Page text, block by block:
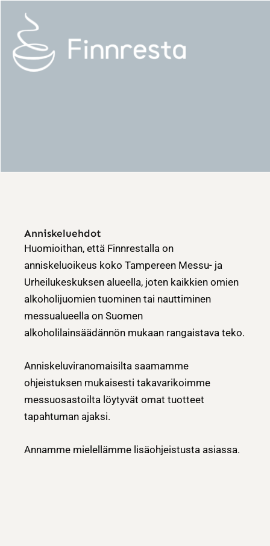
sisältöön
Anniskeluehdot
Huomioithan, että Finnrestalla on
anniskeluoikeus koko Tampereen Messu- ja
Urheilukeskuksen alueella, joten kaikkien omien
alkoholijuomien tuominen tai nauttiminen
messualueella on Suomen
alkoholilainsäädännön mukaan rangaistava teko.
Anniskeluviranomaisilta saamamme
ohjeistuksen mukaisesti takavarikoimme
messuosastoilta löytyvät omat tuotteet
tapahtuman ajaksi.
Annamme mielellämme lisäohjeistusta asiassa.